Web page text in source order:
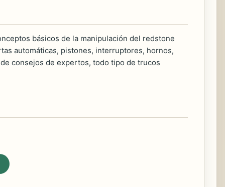
básicos de la manipulación del redstone
automáticas, pistones, interruptores, hornos,
consejos de expertos, todo tipo de trucos